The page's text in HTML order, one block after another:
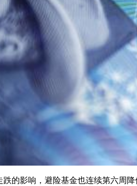
的影响，避险基金也连续第六周降